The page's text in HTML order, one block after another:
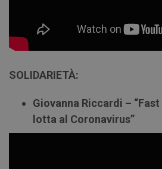
SOLIDARIETÀ:
Giovanna Riccardi – “Fast
lotta al Coronavirus”